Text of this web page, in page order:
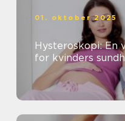
01. oktober 2025
Hysteroskopi: En
for kvinders